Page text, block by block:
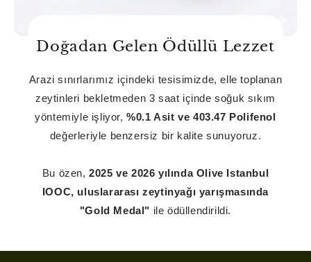
Doğadan Gelen Ödüllü Lezzet
Arazi sınırlarımız içindeki tesisimizde, elle toplanan
zeytinleri bekletmeden 3 saat içinde soğuk sıkım
yöntemiyle işliyor,%0.1 Asit ve 403.47 Polifenol
değerleriyle benzersiz bir kalite sunuyoruz.
Bu özen,2025 ve 2026 yılında Olive Istanbul
IOOC, uluslararası zeytinyağı yarışmasında
"Gold Medal" ile ödüllendirildi.